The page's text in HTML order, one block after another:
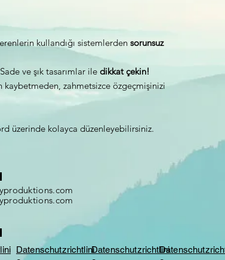
kullandığı sistemlerden sorunsuz
ve şık tasarımlar ile dikkat çekin!
kaybetmeden, zahmetsizce özgeçmişinizi
üzerinde kolayca düzenleyebilirsiniz.
DatenschutzrichtliniDatenschutzrichtlini